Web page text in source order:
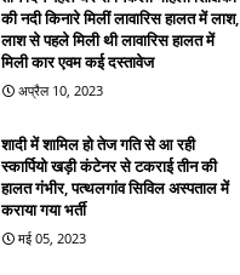
की नदी किनारे मिलीं लावारिस हालत में लाश,
लाश से पहले मिली थी लावारिस हालत में
मिली कार एवम कई दस्तावेज
अप्रैल 10, 2023
शादी में शामिल हो तेज गति से आ रही
स्कार्पियो खड़ी कंटेनर से टकराई तीन की
हालत गंभीर, पत्थलगांव सिविल अस्पताल में
कराया गया भर्ती
मई 05, 2023